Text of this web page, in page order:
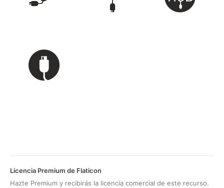
Licencia Premium de Flaticon
Hazte Premium y recibirás la licencia comercial de este recurso.